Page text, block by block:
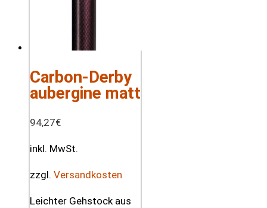
Carbon-Derby
aubergine matt
94,27€
inkl. MwSt.
zzgl. Versandkosten
Leichter Gehstock aus